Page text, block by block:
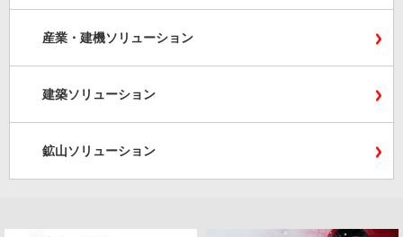
産業・建機ソリューション
建築ソリューション
鉱山ソリューション